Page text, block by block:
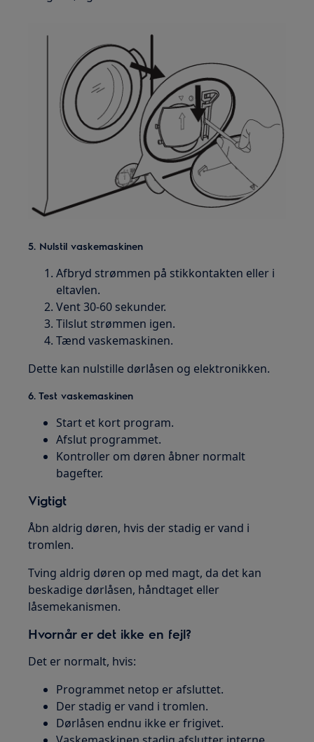
5. Nulstil vaskemaskinen
Afbryd strømmen på stikkontakten eller i
eltavlen.
Vent 30-60 sekunder.
Tilslut strømmen igen.
Tænd vaskemaskinen.
Dette kan nulstille dørlåsen og elektronikken.
6. Test vaskemaskinen
Start et kort program.
Afslut programmet.
Kontroller om døren åbner normalt
bagefter.
Vigtigt
Åbn aldrig døren, hvis der stadig er vand i
tromlen.
Tving aldrig døren op med magt, da det kan
beskadige dørlåsen, håndtaget eller
låsemekanismen.
Hvornår er det ikke en fejl?
Det er normalt, hvis:
Programmet netop er afsluttet.
Der stadig er vand i tromlen.
Dørlåsen endnu ikke er frigivet.